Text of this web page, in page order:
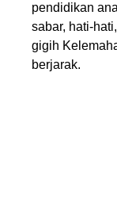
pendidikan
sabar, hati-
gigih
berjarak.